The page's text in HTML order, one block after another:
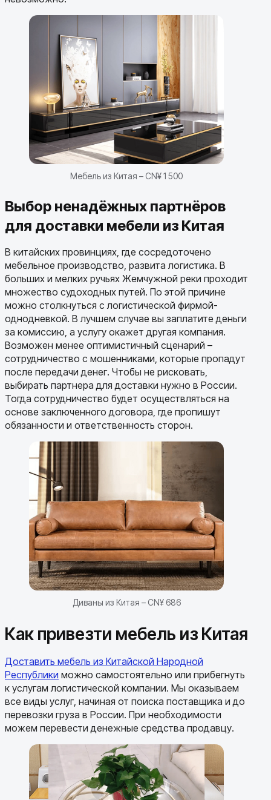
Мебель из Китая – CN¥ 1 500
Выбор ненадёжных партнёров
для доставки мебели из Китая
В китайских провинциях, где сосредоточено
мебельное производство, развита логистика. В
больших и мелких ручьях Жемчужной реки проходит
множество судоходных путей. По этой причине
можно столкнуться с логистической фирмой-
однодневкой. В лучшем случае вы заплатите деньги
за комиссию, а услугу окажет другая компания.
Возможен менее оптимистичный сценарий –
сотрудничество с мошенниками, которые пропадут
после передачи денег. Чтобы не рисковать,
выбирать партнера для доставки нужно в России.
Тогда сотрудничество будет осуществляться на
основе заключенного договора, где пропишут
обязанности и ответственность сторон.
Диваны из Китая – CN¥ 686
Как привезти мебель из Китая
Доставить мебель из Китайской Народной
Республики можно самостоятельно или прибегнуть
к услугам логистической компании. Мы оказываем
все виды услуг, начиная от поиска поставщика и до
перевозки груза в России. При необходимости
можем перевести денежные средства продавцу.